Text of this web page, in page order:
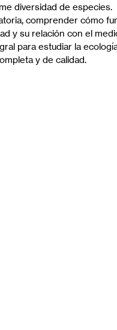
diversidad de especies.
comprender cómo
y su relación con el
para estudiar la
y de calidad.